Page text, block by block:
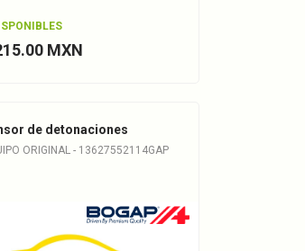
MXN
de detonaciones
ORIGINAL - 13627552114GAP